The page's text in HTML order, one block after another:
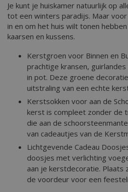
Je kunt je huiskamer natuurlijk op
tot een winters paradijs. Maar
in en om het huis wilt tonen
kaarsen en kussens.
Kerstgroen voor Binnen en
prachtige kransen,
in pot. Deze groene
uitstraling van een echte
Kerstsokken voor aan de
kerst is compleet zonder de
die aan de
van cadeautjes van de
Lichtgevende Cadeau
doosjes met verlichting
aan je kerstdecoratie. Plaats
de voordeur voor een